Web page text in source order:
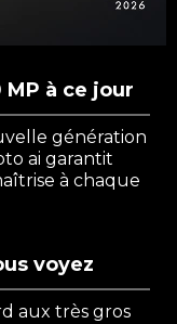
à ce jour
génération
ai garantit
à chaque
voyez
aux très gros